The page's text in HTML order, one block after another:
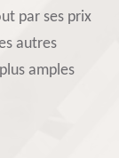
par ses prix
autres
amples